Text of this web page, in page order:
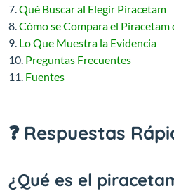
Qué Buscar al Elegir Piracetam
Cómo se Compara el
Lo Que Muestra la Evidencia
Preguntas Frecuentes
Fuentes
❓ Respuestas
¿Qué es el